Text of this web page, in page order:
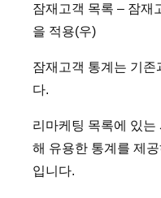
잠재고객 목록 – 잠재
을 적용(우)
잠재고객 통계는 기존
다.
리마케팅 목록에 있는
해 유용한 통계를 제
입니다.